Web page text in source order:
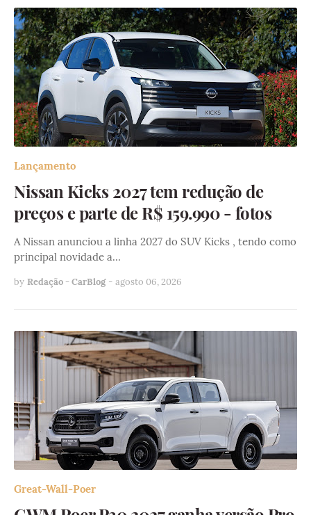
Lançamento
Nissan Kicks 2027 tem redução de
preços e parte de R$ 159.990 - fotos
A Nissan anunciou a linha 2027 do SUV Kicks , tendo como
principal novidade a…
by Redação - CarBlog - agosto 06, 2026
Great-Wall-Poer